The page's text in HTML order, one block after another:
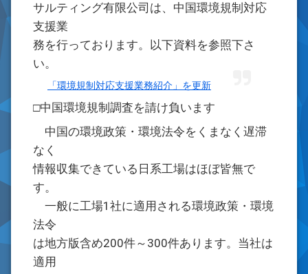
サルティング有限公司は、中国環境規制対応
支援業
務を行っております。以下資料を参照下さ
い。
「環境規制対応支援業務紹介」を更新
□中国環境規制調査を請け負います
中国の環境政策・環境法令をくまなく遅滞
なく
情報収集できている日系工場はほぼ皆無で
す。
一般に工場1社に適用される環境政策・環境
法令
は地方版含め200件～300件あります。当社は
適用